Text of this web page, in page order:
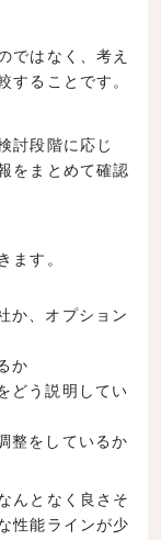
ではなく、考え
ることです。
討段階に応じ
をまとめて確認
す。
か、オプション
か
どう説明してい
整をしているか
んとなく良さそ
性能ラインが少